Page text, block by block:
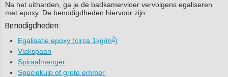
Na het uitharden, ga je de badkamervloer vervolgens egaliseren
met epoxy. De benodigdheden hiervoor zijn:
Benodigdheden:
Egalisatie epoxy (circa 1kg/m2)
Vlakspaan
Spiraalmenger
Speciekuip of grote emmer